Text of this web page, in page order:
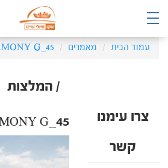
עמוד הבית מאמרים G_45_
/ המלצות
צרו עימנו
קשר
G_45_